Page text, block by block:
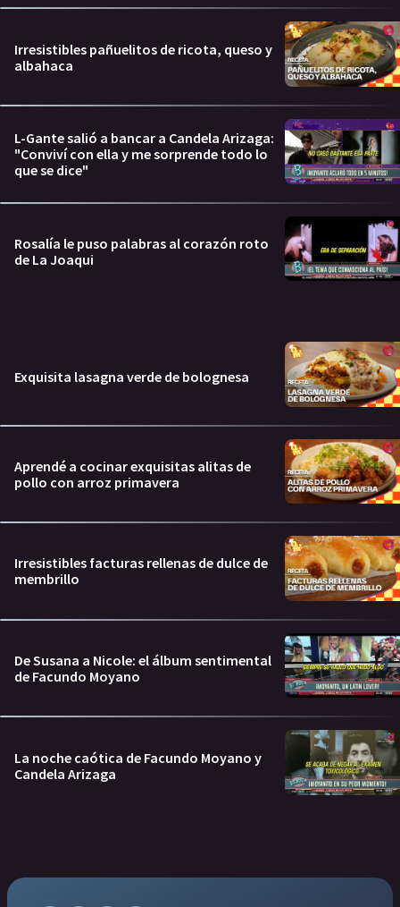
Irresistibles pañuelitos de ricota, queso y
albahaca
L-Gante salió a bancar a Candela Arizaga:
"Conviví con ella y me sorprende todo lo
que se dice"
Rosalía le puso palabras al corazón roto
de La Joaqui
Exquisita lasagna verde de bolognesa
Aprendé a cocinar exquisitas alitas de
pollo con arroz primavera
Irresistibles facturas rellenas de dulce de
membrillo
De Susana a Nicole: el álbum sentimental
de Facundo Moyano
La noche caótica de Facundo Moyano y
Candela Arizaga